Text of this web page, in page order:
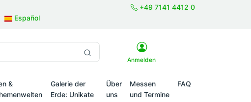
+49 7141 4412 0
Español
Anmelden
&
Galerie der
Erde: Unikate
Über
uns
Messen
und Termine
FAQ